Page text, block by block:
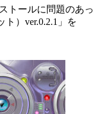
トールに問題のあっ
ト）ver.0.2.1」を